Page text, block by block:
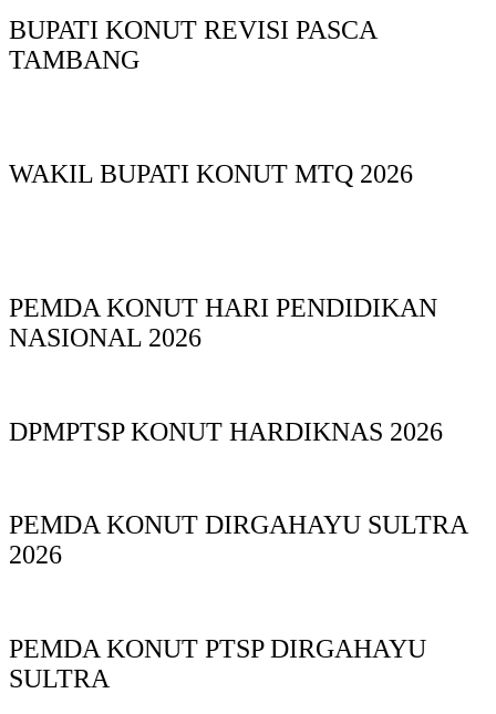
BUPATI KONUT REVISI PASCA
TAMBANG
WAKIL BUPATI KONUT MTQ 2026
PEMDA KONUT HARI PENDIDIKAN
NASIONAL 2026
DPMPTSP KONUT HARDIKNAS 2026
PEMDA KONUT DIRGAHAYU SULTRA
2026
PEMDA KONUT PTSP DIRGAHAYU
SULTRA